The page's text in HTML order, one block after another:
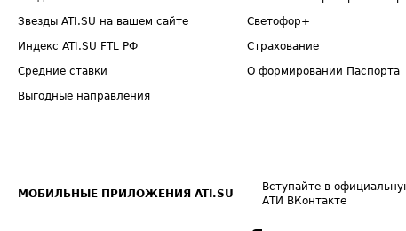
Звезды ATI.SU на вашем сайте
Индекс ATI.SU FTL РФ
Средние ставки
Выгодные направления
Светофор+
Страхование
О формировании Паспорта
МОБИЛЬНЫЕ ПРИЛОЖЕНИЯ ATI.SU
Вступайте в
АТИ ВКонтакте